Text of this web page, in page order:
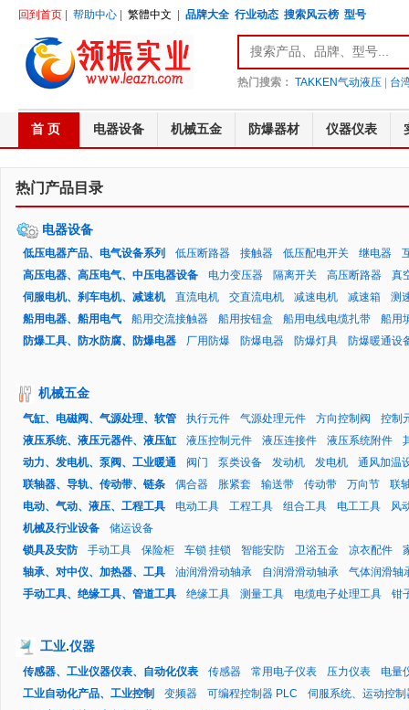
回到首页 帮助中心 繁體中文 品牌大全 行业动态 搜索风云榜 型号
热门搜索： TAKKEN气动液压 台
首 页 电器设备 机械五金 防爆器材 仪器仪表
热门产品目录
电器设备
低压电器产品、电气设备系列 低压断路器 接触器 低压配电开关 继电器
高压电器、高压电气、中压电器设备
电力变压器 隔离开关 高压断路器
真
伺服电机、刹车电机、减速机
直流电机 交直流电机 减速电机 减速箱
测
船用电器、船用电气
船用交流接触器 船用按钮盒 船用电线电缆扎带
船用
防爆工具、防水防腐、防爆电器
厂用防爆 防爆电器 防爆灯具 防爆暖通设
机械五金
气缸、电磁阀、气源处理、软管 执行元件 气源处理元件 方向控制阀
控制
液压系统、液压元器件、液压缸
液压控制元件 液压连接件 液压系统附件
动力、发电机、泵阀、工业暖通
阀门 泵类设备 发动机 发电机
通风加温
联轴器、导轨、传动带、链条
偶合器 胀紧套 输送带 传动带 万向节
联
电动、气动、液压、工程工具
电动工具 工程工具 组合工具 电工工具
风
机械及行业设备
储运设备
锁具及安防
手动工具 保险柜 车锁 挂锁 智能安防 卫浴五金 凉衣配件
轴承、对中仪、加热器、工具
油润滑滑动轴承 自润滑滑动轴承
气体润滑轴
手动工具、绝缘工具、管道工具
绝缘工具 测量工具 电缆电子处理工具 钳
工业.仪器
传感器、工业仪器仪表、自动化仪表 传感器 常用电子仪表 压力仪表
电量
工业自动化产品、工业控制
变频器 可编程控制器 PLC
伺服系统、运动控